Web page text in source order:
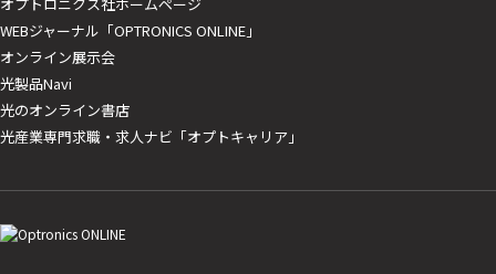
WEBジャーナル「OPTRONICS ONLINE」
オンライン展示会
光製品Navi
光のオンライン書店
光産業専門求職・求人ナビ「オプトキャリア」